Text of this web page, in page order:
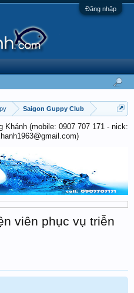
Đăng nhập
Saigon Guppy Club
Khánh (mobile: 0907 707 171 - nick:
viên phục vụ triễn